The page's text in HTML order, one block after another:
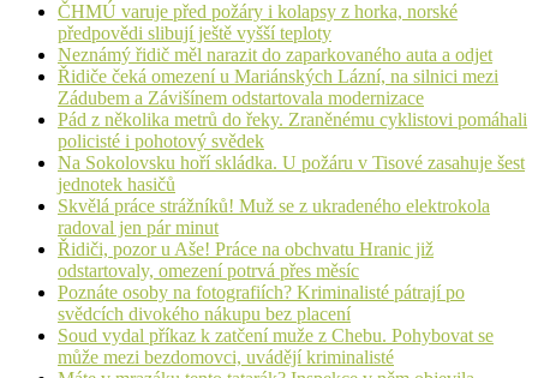
ČHMÚ varuje před požáry i kolapsy z horka, norské
předpovědi slibují ještě vyšší teploty
Neznámý řidič měl narazit do zaparkovaného auta a odjet
Řidiče čeká omezení u Mariánských Lázní, na silnici mezi
Zádubem a Závišínem odstartovala modernizace
Pád z několika metrů do řeky. Zraněnému cyklistovi pomáhali
policisté i pohotový svědek
Na Sokolovsku hoří skládka. U požáru v Tisové zasahuje šest
jednotek hasičů
Skvělá práce strážníků! Muž se z ukradeného elektrokola
radoval jen pár minut
Řidiči, pozor u Aše! Práce na obchvatu Hranic již
odstartovaly, omezení potrvá přes měsíc
Poznáte osoby na fotografiích? Kriminalisté pátrají po
svědcích divokého nákupu bez placení
Soud vydal příkaz k zatčení muže z Chebu. Pohybovat se
může mezi bezdomovci, uvádějí kriminalisté